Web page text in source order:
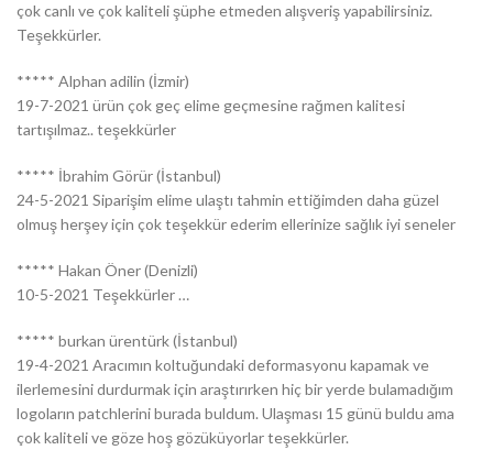
çok canlı ve çok kaliteli şüphe etmeden alışveriş yapabilirsiniz.
Teşekkürler.
***** Alphan adilin (İzmir)
19-7-2021 ürün çok geç elime geçmesine rağmen kalitesi
tartışılmaz.. teşekkürler
***** İbrahim Görür (İstanbul)
24-5-2021 Siparişim elime ulaştı tahmin ettiğimden daha güzel
olmuş herşey için çok teşekkür ederim ellerinize sağlık iyi seneler
***** Hakan Öner (Denizli)
10-5-2021 Teşekkürler …
***** burkan ürentürk (İstanbul)
19-4-2021 Aracımın koltuğundaki deformasyonu kapamak ve
ilerlemesini durdurmak için araştırırken hiç bir yerde bulamadığım
logoların patchlerini burada buldum. Ulaşması 15 günü buldu ama
çok kaliteli ve göze hoş gözüküyorlar teşekkürler.